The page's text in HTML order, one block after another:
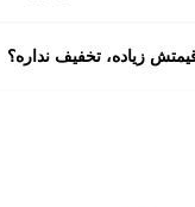
زیاده، تخفیف نداره؟